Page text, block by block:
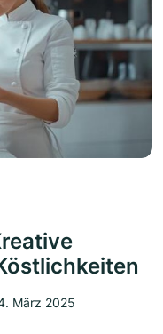
März 2025